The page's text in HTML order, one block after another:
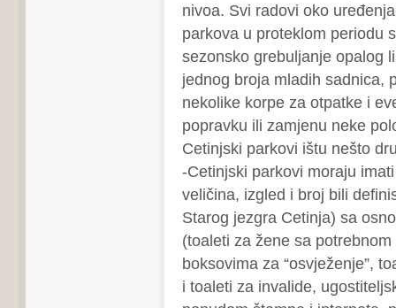
nivoa. Svi radovi oko
parkova u proteklom periodu
sezonsko grebuljanje opalog
jednog broja mladih sadnica,
nekolike korpe za otpatke i
popravku ili zamjenu neke
Cetinjski parkovi ištu nešto
-Cetinjski parkovi moraju
veličina, izgled i broj bili
Starog jezgra Cetinja) sa
(toaleti za žene sa
boksovima za “osvježenje”,
i toaleti za invalide,